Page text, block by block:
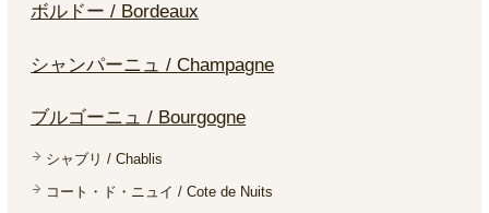
ボルドー / Bordeaux
シャンパーニュ / Champagne
ブルゴーニュ / Bourgogne
シャブリ / Chablis
コート・ド・ニュイ / Cote de Nuits